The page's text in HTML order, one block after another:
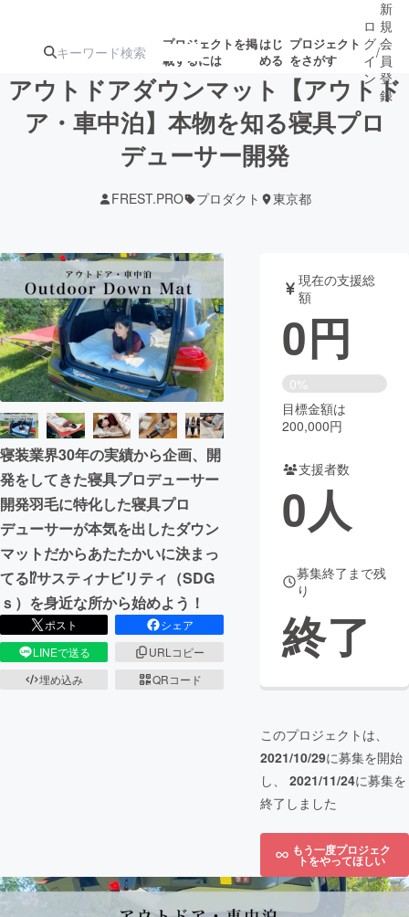
プロジェクトを掲
載するには
はじ
める
プロジェクト
をさがす
注目のリ 注目の新着プロ募集終了が近いプ
テクノロジー・ガジェット
映像・映画 書籍・雑誌
ビジネス・起業 チャレンジ
まちづくり・地域活性化
CAMPFIRE for Social Good
CAMPFIRE Creation
CAMPFIREふるさと納税machi-ya コミュニティ
ロ
グ
イ
ン
/
新
規
会
員
登
録
アウトドアダウンマット【アウトド
ア・車中泊】本物を知る寝具プロ
デューサー開発
FREST.PRO プロダクト 東京都
寝装業界30年の実績から企画、開
発をしてきた寝具プロデューサー
開発羽毛に特化した寝具プロ
デューサーが本気を出したダウン
マットだからあたたかいに決まっ
てる⁉サスティナビリティ（SDG
ｓ）を身近な所から始めよう！
ポスト
シェア
LINEで送る
URLコピー
埋め込み
QRコード
現在の支援総
額
0円
0%
目標金額は
200,000円
支援者数
0人
募集終了まで残
り
終了
このプロジェクトは、
2021/10/29に募集を開始
し、 2021/11/24に募集を
終了しました
もう一度プロジェク
トをやってほしい